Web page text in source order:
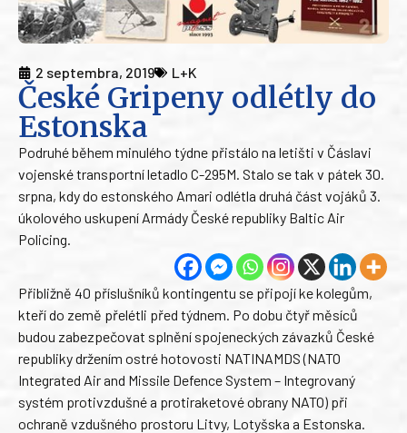
2 septembra, 2019 L+K
České Gripeny odlétly do
Estonska
Podruhé během minulého týdne přistálo na letišti v Čáslavi
vojenské transportní letadlo C-295M. Stalo se tak v pátek 30.
srpna, kdy do estonského Amari odlétla druhá část vojáků 3.
úkolového uskupení Armády České republiky Baltic Air
Policing.
Přibližně 40 příslušníků kontingentu se připojí ke kolegům,
kteří do země přelétli před týdnem. Po dobu čtyř měsíců
budou zabezpečovat splnění spojeneckých závazků České
republiky držením ostré hotovosti NATINAMDS (NATO
Integrated Air and Missile Defence System – Integrovaný
systém protivzdušné a protiraketové obrany NATO) při
ochraně vzdušného prostoru Litvy, Lotyšska a Estonska.